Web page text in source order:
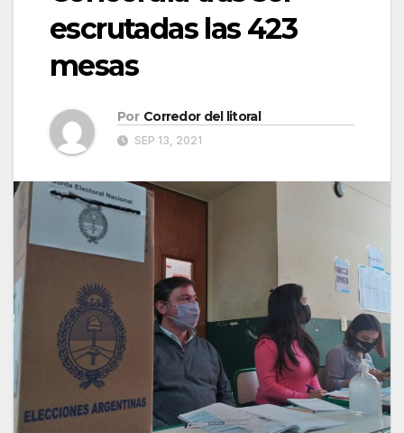
escrutadas las 423
mesas
Por Corredor del litoral
SEP 13, 2021